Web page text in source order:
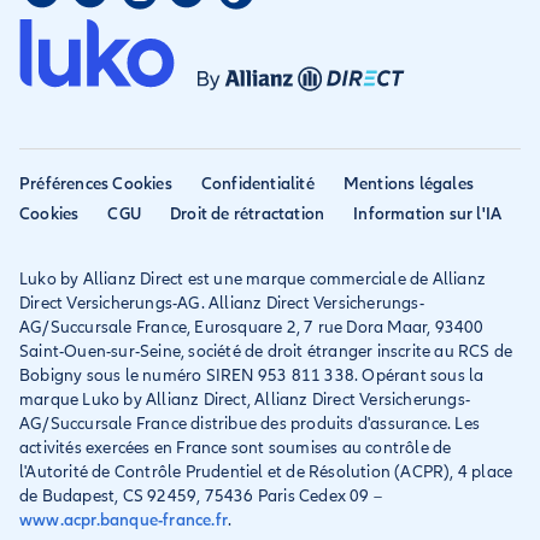
Assurance PVT
Assurance rapatriement
Mon compte
Déclarer un sinistre
habitation
Résilier ancien assureur
Avis
Allianz travel devient
Eurofil rejoint Allianz
Conditions générales et
IPID
Préférences Cookies Confidentialité
Mentions légales
Cookies
CGU Droit de rétractation Information sur l'IA
Luko by Allianz Direct est une marque commerciale de Allianz
Direct Versicherungs-AG. Allianz Direct Versicherungs-
AG/Succursale France, Eurosquare 2, 7 rue Dora Maar, 93400
Saint-Ouen-sur-Seine, société de droit étranger inscrite au RCS de
Bobigny sous le numéro SIREN 953 811 338. Opérant sous la
marque Luko by Allianz Direct, Allianz Direct Versicherungs-
AG/Succursale France distribue des produits d'assurance. Les
activités exercées en France sont soumises au contrôle de
l'Autorité de Contrôle Prudentiel et de Résolution (ACPR), 4 place
de Budapest, CS 92459, 75436 Paris Cedex 09 –
www.acpr.banque-france.fr.